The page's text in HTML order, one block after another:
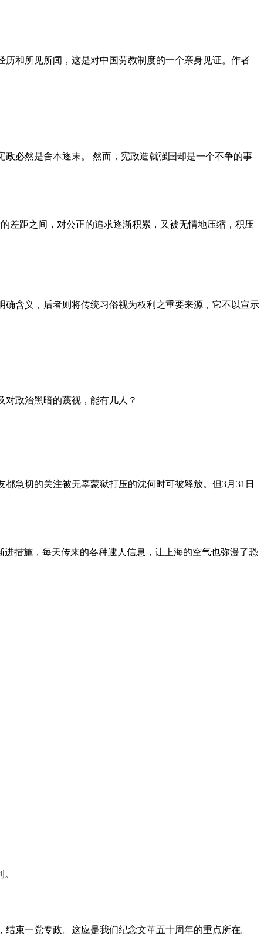
和所见所闻，这是对中国劳教制度的一个亲身见证。作者
必然是舍本逐末。 然而，宪政造就强国却是一个不争的事
差距之间，对公正的追求逐渐积累，又被无情地压缩，积压
含义，后者则将传统习俗视为权利之重要来源，它不以宣示
政治黑暗的蔑视，能有几人？
急切的关注被无辜蒙狱打压的沈何时可被释放。但3月31日
措施，每天传来的各种逮人信息，让上海的空气也弥漫了恐
束一党专政。这应是我们纪念文革五十周年的重点所在。